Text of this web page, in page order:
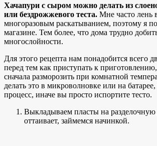
Хачапури с сыром можно делать из
или бездрожжевого теста. Мне часто лень
многоразовым раскатыванием, поэтому я
магазине. Тем более, что дома трудно
многослойности.
Для этого рецепта нам понадобится всего
перед тем как приступать к
сначала разморозить при комнатной
делать это в микроволновке или на
процесс, иначе вы просто испортите тесто.
Выкладываем пласты на разделочную
оттаивает, займемся начинкой.